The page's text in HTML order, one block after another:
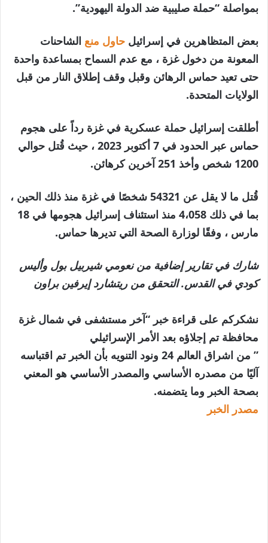
بمواصلة “حملة صليبية ضد الدولة اليهودية”.
بعض المتظاهرين في إسرائيل حاول منع الشاحنات
المعونة من دخول غزة ، مع عدم السماح بمساعدة واحدة
حتى تعيد حماس الرهائن وقبل وقف إطلاق النار من قبل
الولايات المتحدة.
أطلقت إسرائيل حملة عسكرية في غزة رداً على هجوم
حماس عبر الحدود في 7 أكتوبر 2023 ، حيث قُتل حوالي
1200 شخص وأخذ 251 آخرين كرهائن.
قُتل ما لا يقل عن 54321 شخصًا في غزة منذ ذلك الحين ،
بما في ذلك 4،058 منذ استئناف إسرائيل هجومها في 18
مارس ، وفقًا لوزارة الصحة التي تديرها حماس.
شارك في تقارير إضافية من نعومي شيربيل بول وأليس
كودي في القدس. التحقق من ريتشارد إيرفين براون
نشكركم على قراءة خبر “آخر مستشفى في شمال غزة
محافظة تم إجلاؤه بعد الأمر الإسرائيلي
” من اشراق العالم 24 ونود التنويه بأن الخبر تم اقتباسه
آليًا من مصدره الأساسي والمصدر الأساسي هو المعني
بصحة الخبر وما يتضمنه.
مصدر الخبر